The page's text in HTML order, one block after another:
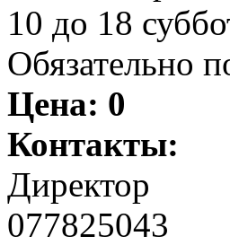
10 до 18
Обязательно
Цена: 0
Контакты:
Директор
077825043